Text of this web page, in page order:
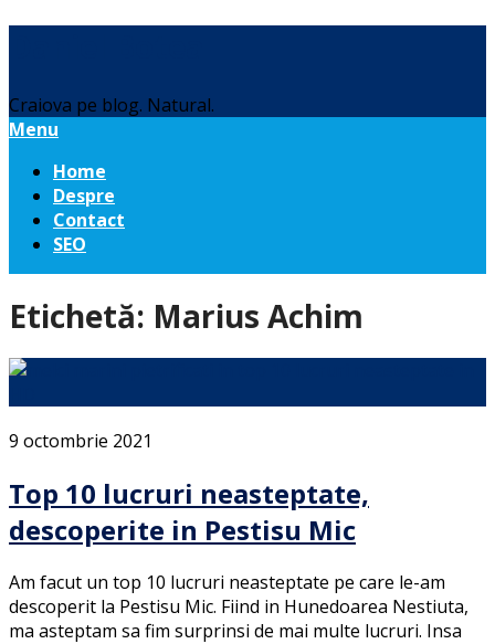
Craiova pe blog. Natural.
Menu
Home
Despre
Contact
SEO
Etichetă: Marius Achim
9 octombrie 2021
Top 10 lucruri neasteptate,
descoperite in Pestisu Mic
Am facut un top 10 lucruri neasteptate pe care le-am
descoperit la Pestisu Mic. Fiind in Hunedoarea Nestiuta,
ma asteptam sa fim surprinsi de mai multe lucruri. Insa